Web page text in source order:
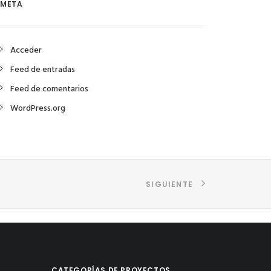
META
Acceder
Feed de entradas
Feed de comentarios
WordPress.org
SIGUIENTE